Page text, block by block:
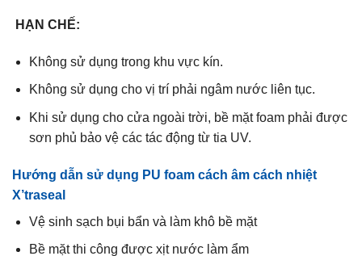
HẠN CHẾ:
Không sử dụng trong khu vực kín.
Không sử dụng cho vị trí phải ngâm nước liên tục.
Khi sử dụng cho cửa ngoài trời, bề mặt foam phải được
sơn phủ bảo vệ các tác động từ tia UV.
Hướng dẫn sử dụng PU foam cách âm cách nhiệt
X’traseal
Vệ sinh sạch bụi bẩn và làm khô bề mặt
Bề mặt thi công được xịt nước làm ẩm